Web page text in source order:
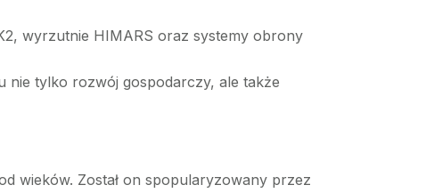
wyrzutnie HIMARS oraz systemy obrony
nie tylko rozwój gospodarczy, ale także
wieków. Został on spopularyzowany przez